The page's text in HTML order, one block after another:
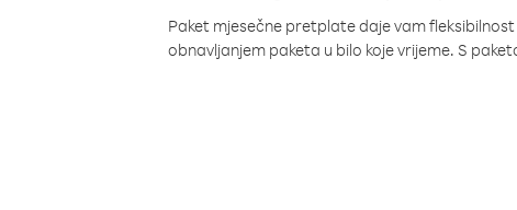
Paket mjesečne pretplate daje vam
obnavljanjem paketa u bilo koje vrijeme. S